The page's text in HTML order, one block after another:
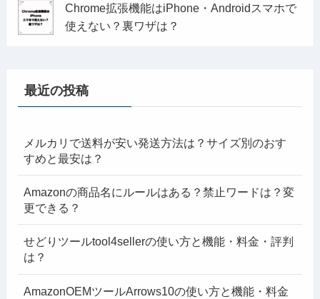
Chrome拡張機能はiPhone・Androidスマホで
使えない？裏ワザは？
最近の投稿
メルカリで送料が安い発送方法は？サイズ別のおす
すめと最安は？
Amazonの商品名にルールはある？禁止ワードは？変
更できる？
せどりツールtool4sellerの使い方と機能・料金・評判
は？
AmazonOEMツールArrows10の使い方と機能・料金